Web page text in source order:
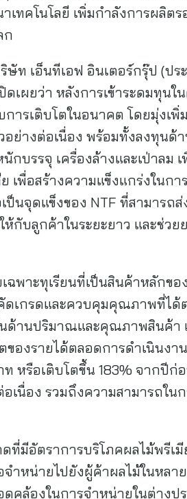
ทคโนโลยี เพิ่มกำลังการผลิต
ก
ท เอ็นทีเอฟ อินเตอร์กรุ๊ป (ปร
เผยว่า หลังการเข้าระดมทุนใ
การเติบโตในอนาคต โดยมุ่งเ
างต่อเนื่อง พร้อมทั้งลงทุนด้
บรรจุ เครื่องล้างและเป่าลม
พื่อสร้างความแข็งแกร่งในก
จุดแข็งของ NTF ที่สามารถส่
ห้กับลูกค้าในระยะยาว และช่ว
ฉพาะทุเรียนที่เป็นสินค้าหลักข
เกรดและควบคุมคุณภาพที่ได้
ด้านปริมาณและคุณภาพสินค้า
องรายได้ตลอดการดำเนินง
หรือเติบโตขึ้น 183% จากปี
นื่อง รวมถึงความสามารถใน
มีอัตราการบริโภคผลไม้พรีเมี
ำหน่ายไปยังผู้ค้าผลไม้ในหล
ล้องในการจำหน่ายในต่างปร